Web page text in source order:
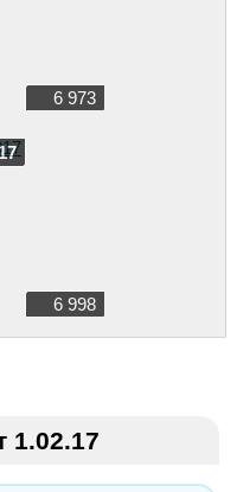
6 973
6 998
1.02.17